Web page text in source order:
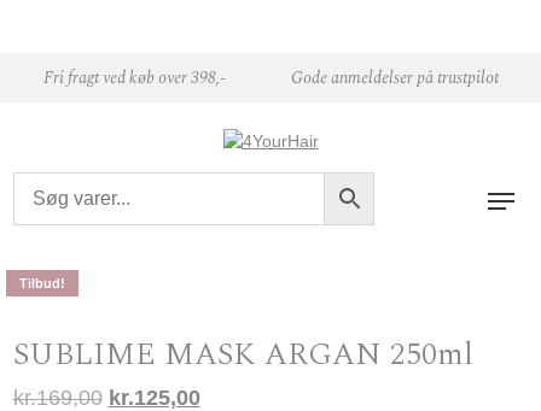
Fri fragt ved køb over 398,- Gode anmeldelser på trustpilot
Tilbud!
SUBLIME MASK ARGAN 250ml
kr.169,00 Den oprindelige pris var: kr.169,00.
kr.125,00Den aktuelle pris er: kr.125,00.